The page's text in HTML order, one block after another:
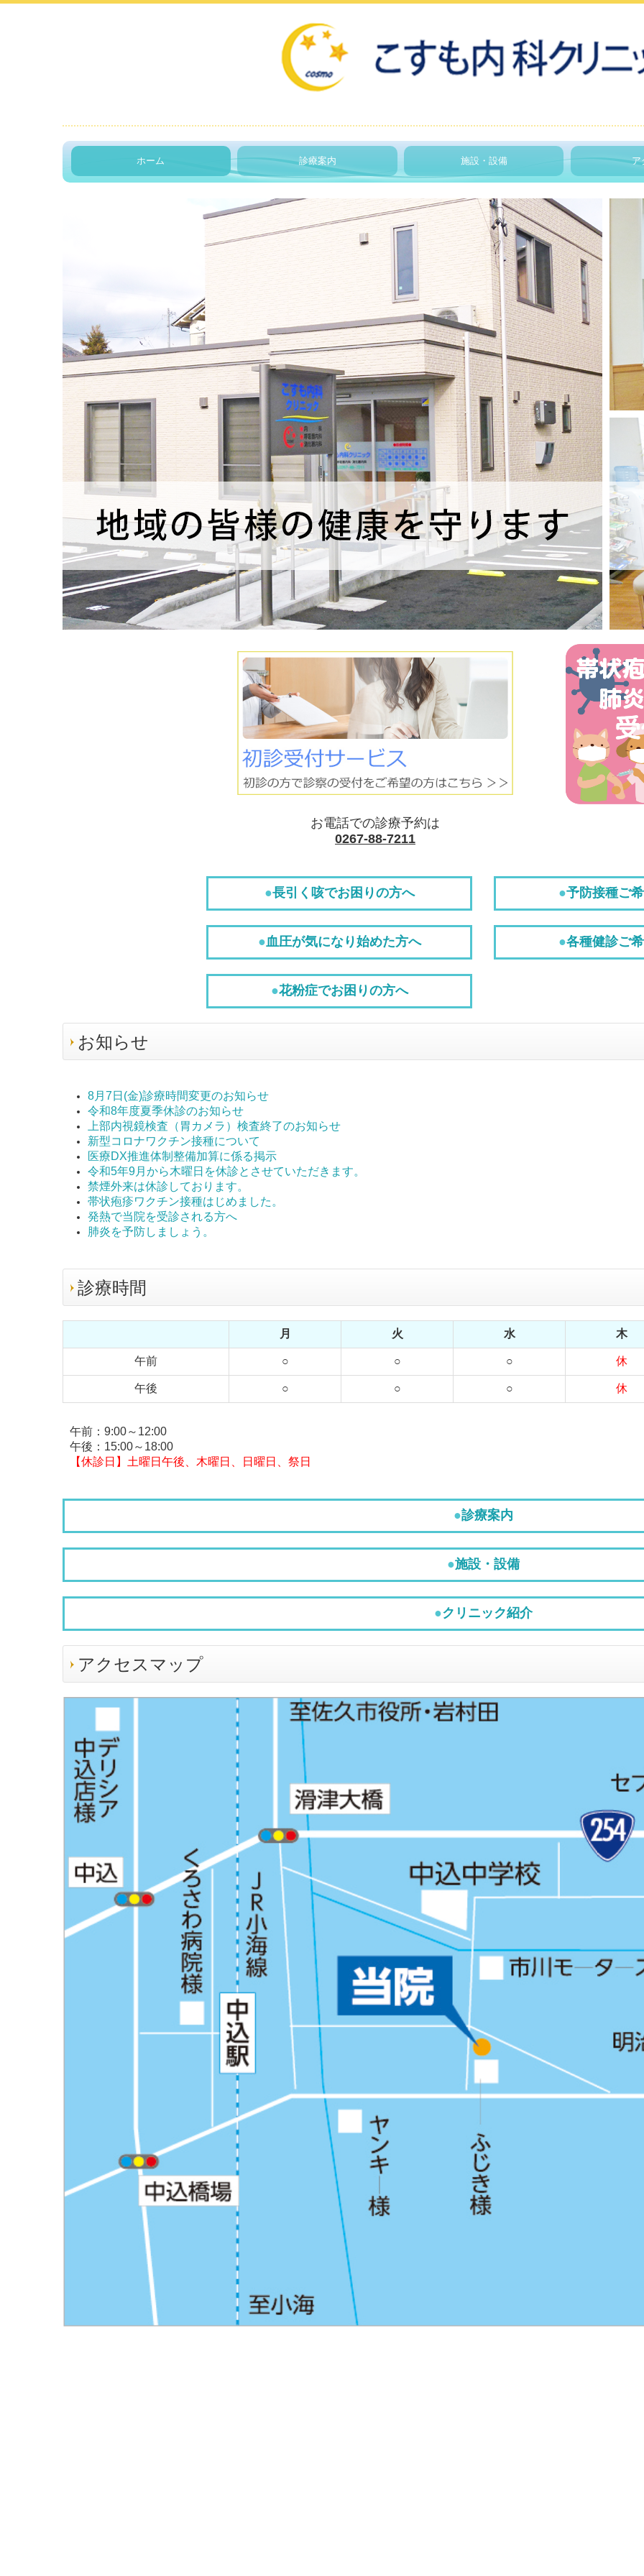
ホーム 診療案内 施設・設備 ア
お電話での診療予約は
0267-88-7211
●長引く咳でお困りの方へ
●血圧が気になり始めた方へ
●花粉症でお困りの方へ
●予防接種ご
●各種健診ご
お知らせ
8月7日(金)診療時間変更のお知らせ
令和8年度夏季休診のお知らせ
上部内視鏡検査（胃カメラ）検査終了のお知らせ
新型コロナワクチン接種について
医療DX推進体制整備加算に係る掲示
令和5年9月から木曜日を休診とさせていただきます。
禁煙外来は休診しております。
帯状疱疹ワクチン接種はじめました。
発熱で当院を受診される方へ
肺炎を予防しましょう。
診療時間
月 火 水 木
午前 ○ ○ ○ 休
午後 ○ ○ ○ 休
午前：9:00～12:00
午後：15:00～18:00
【休診日】 土曜日午後、木曜日、日曜日、祭日
●診療案内
●施設・設備
●クリニック紹介
アクセスマップ